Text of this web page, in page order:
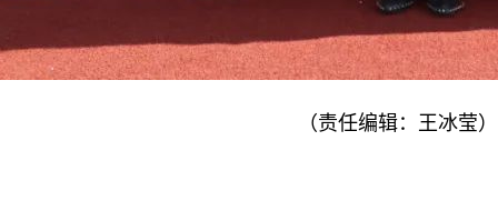
（责任编辑：王冰莹）